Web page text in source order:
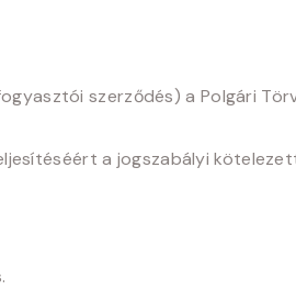
szerződés) a Polgári
a jogszabályi